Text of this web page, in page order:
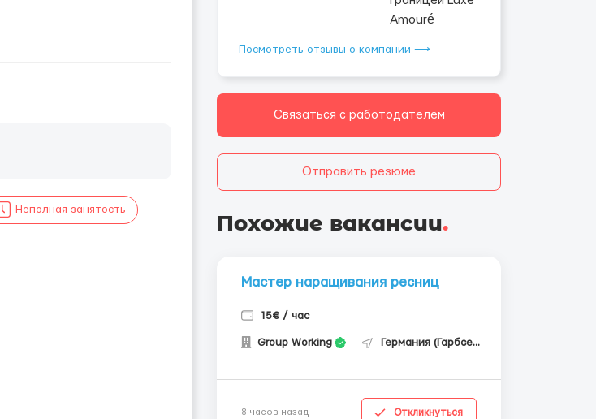
Неполная занятость
Посмотреть отзывы о компании ⟶
Связаться с работодателем
Отправить резюме
Похожие вакансии.
Мастер наращивания ресниц
15€ / час
Group Working Германия (Гарбсен)
8 часов назад Откликнуться